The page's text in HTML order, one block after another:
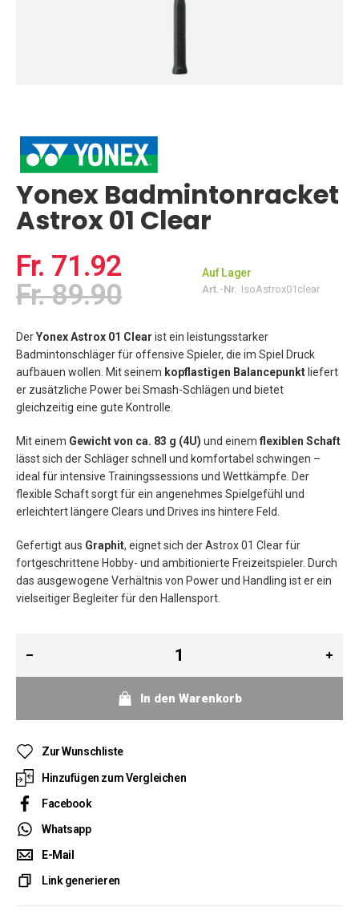
Bildgalerie
springen
Yonex Badmintonracket
Astrox 01 Clear
Fr. 71.92
Fr. 89.90
Auf Lager
Art.-Nr. IsoAstrox01clear
DerYonex Astrox 01 Clear ist ein leistungsstarker
Badmintonschläger für offensive Spieler, die im Spiel Druck
aufbauen wollen. Mit seinem kopflastigen Balancepunkt liefert
er zusätzliche Power bei Smash-Schlägen und bietet
gleichzeitig eine gute Kontrolle.
Mit einem Gewicht von ca. 83 g (4U) und einem flexiblen Schaft
lässt sich der Schläger schnell und komfortabel schwingen –
ideal für intensive Trainingssessions und Wettkämpfe. Der
flexible Schaft sorgt für ein angenehmes Spielgefühl und
erleichtert längere Clears und Drives ins hintere Feld.
Gefertigt aus Graphit, eignet sich der Astrox 01 Clear für
fortgeschrittene Hobby- und ambitionierte Freizeitspieler. Durch
das ausgewogene Verhältnis von Power und Handling ist er ein
vielseitiger Begleiter für den Hallensport.
In den Warenkorb
Zur Wunschliste
Hinzufügen zum Vergleichen
Facebook
Whatsapp
E-Mail
Link generieren